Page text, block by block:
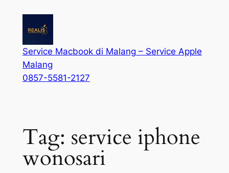
Service Macbook di Malang – Service Apple
Malang
0857-5581-2127
Tag: service iphone
wonosari